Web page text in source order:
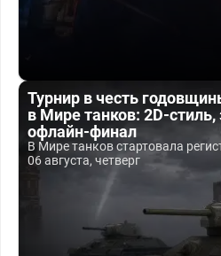
Турнир в честь
в Мире танков: 2D-стиль,
офлайн-финал
В Мире танков стартовала
06 августа, четверг